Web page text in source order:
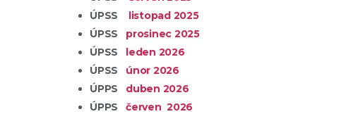
ÚPSS listopad 2025
ÚPSS prosinec 2025
ÚPSS
leden 2026
ÚPSS únor 2026
ÚPPS
duben 2026
ÚPPSčerven 2026